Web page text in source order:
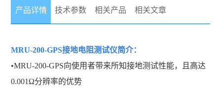
产品详情 技术参数 相关产品 相关文章
MRU-200-GPS接地电阻测试仪简介：
•MRU-200-GPS向使用者带来所知接地测试性能，且高达
0.001Ω分辨率的优势